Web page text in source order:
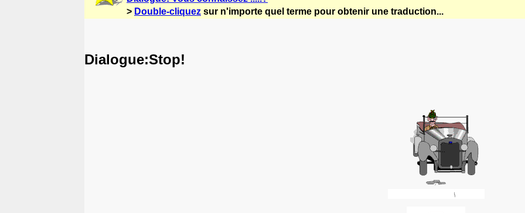
> Double-cliquez sur n'importe quel terme pour obtenir une traduction...
Dialogue:Stop!